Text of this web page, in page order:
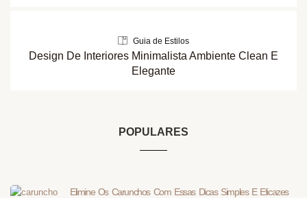
Guia de Estilos
Design De Interiores Minimalista Ambiente Clean E
Elegante
POPULARES
Elimine Os Carunchos Com Essas Dicas Simples E Eficazes